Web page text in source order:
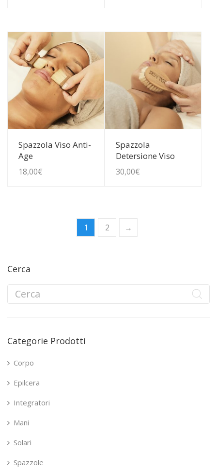
Guarda Dettagli
Spazzola Viso Anti-
Age
18,00€
Guarda Dettagli
Spazzola
Detersione Viso
30,00€
1 2 →
Cerca
Categorie Prodotti
Corpo
Epilcera
Integratori
Mani
Solari
Spazzole